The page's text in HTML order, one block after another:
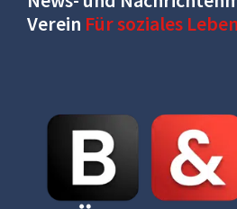
Verein Für soziales